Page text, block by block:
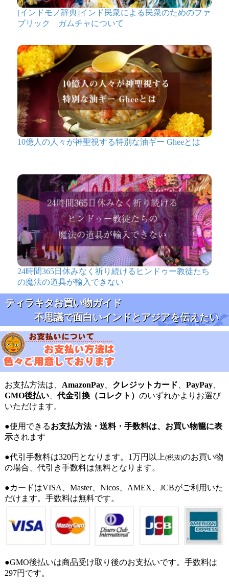
[インドモノ辞典]インド民衆による民衆のためのファ
ブリック ガムチャについて
10億人の人々が神聖視する特別な油ギー Gheeとは
24時間365日休みなく祈り続けるヒンドゥー教徒たち
の魔法の道具が輸入できない
ティラキタお買い物ガイド
不思議で面白いインドとアジアを伝えたい
お支払方法は、 AmazonPay、 クレジットカード、 PayPay、
GMO後払い、代金引換（コレクト） のいずれかよりお選び
いただけます。
●使用できるお支払方法・送料・手数料は、お買い物籠に表
示されます
●代引手数料は320円となります。1万円以上(税抜)のお買い物
の場合、代引き手数料は無料となります。
●カードはVISA、Master、Nicos、AMEX、JCBがご利用いた
だけます。手数料は無料です。
●GMO後払いは商品受け取り後のお支払いです。手数料は
297円です。